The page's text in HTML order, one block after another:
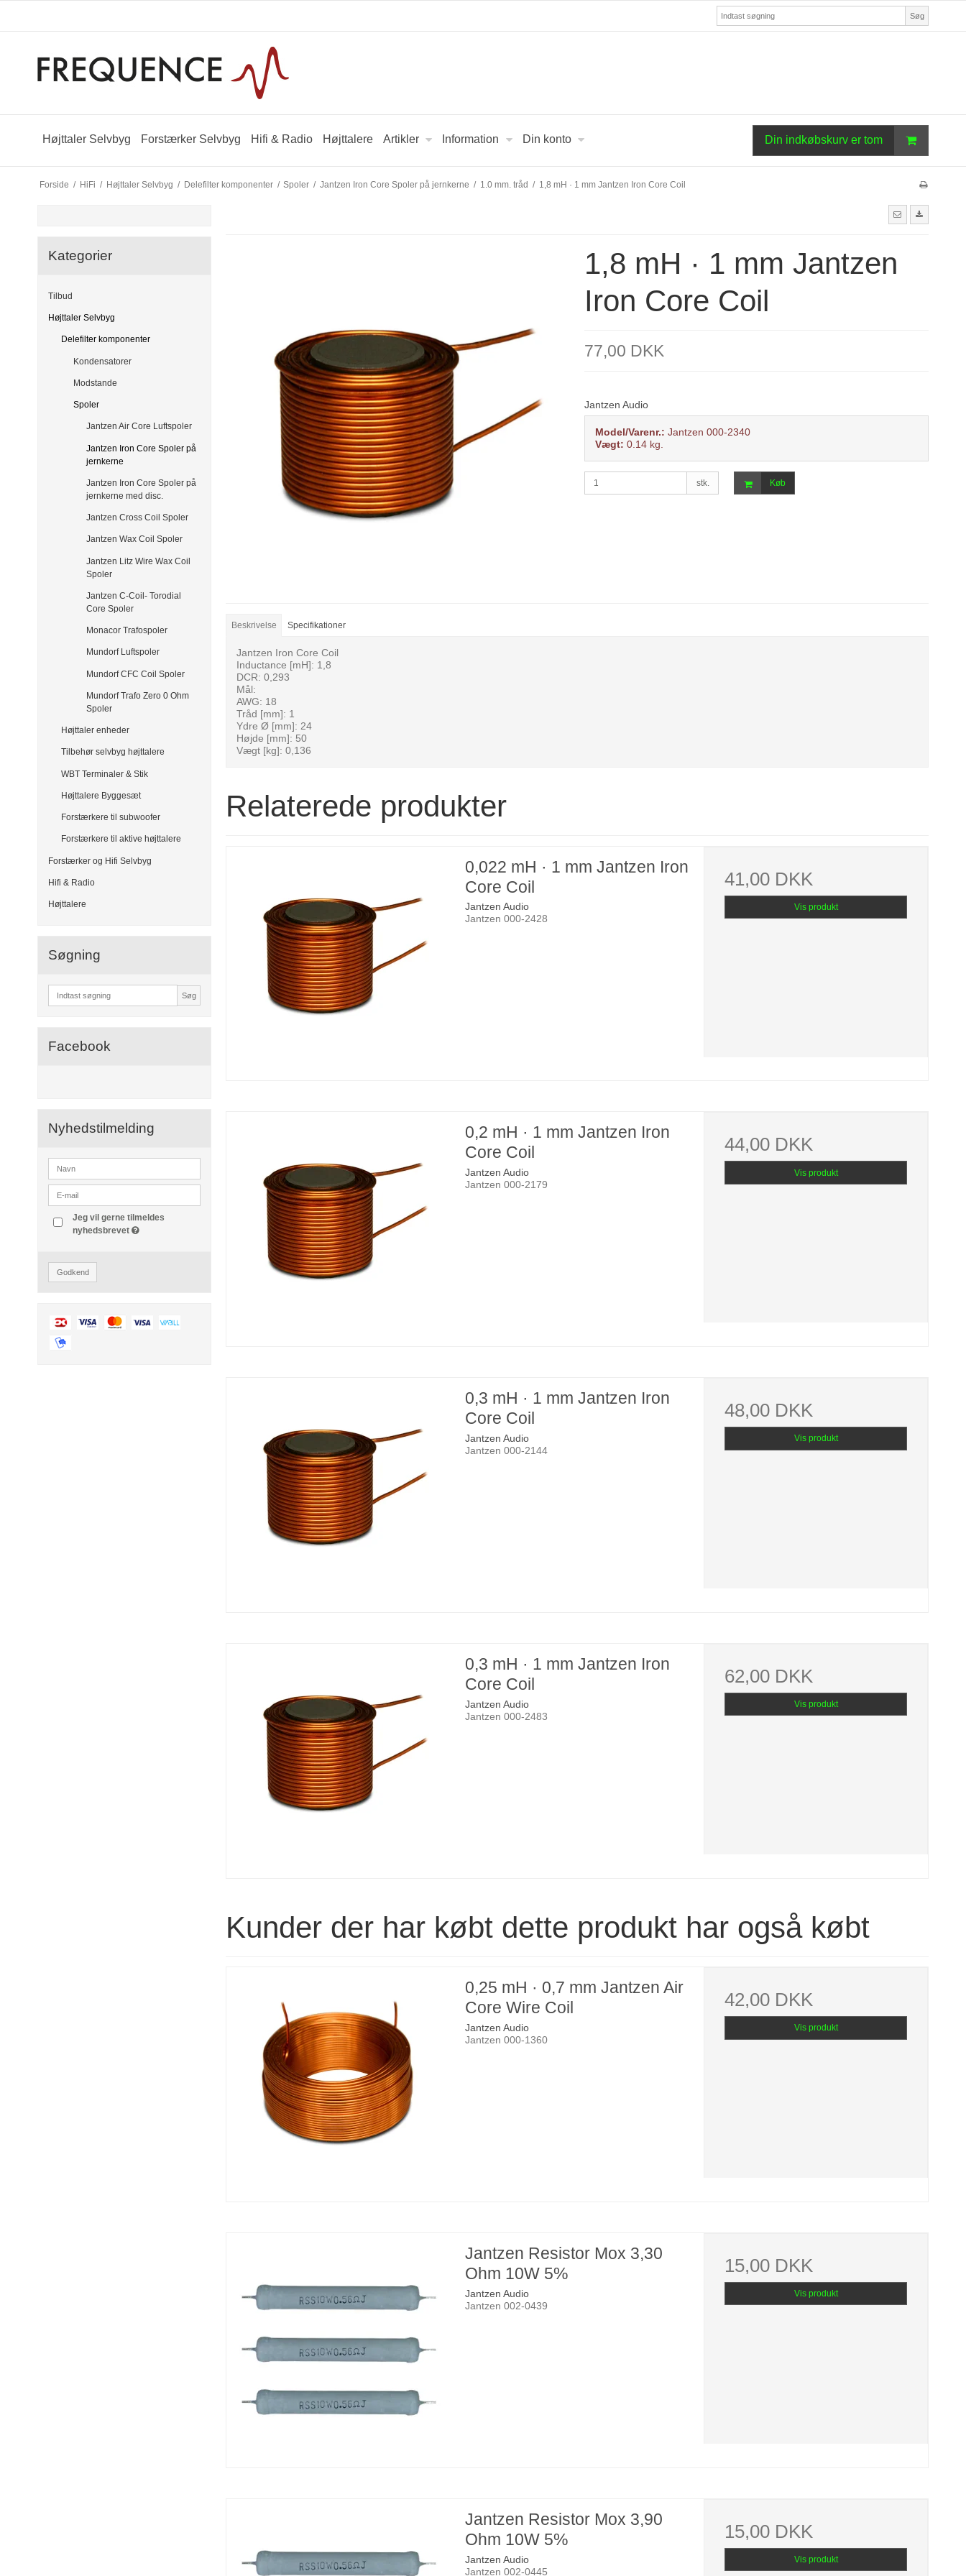
Søg
Højttaler Selvbyg Forstærker Selvbyg Hifi & Radio Højttalere Artikler Information Din konto Din indkøbskurv er tom
Forside / HiFi / Højttaler Selvbyg / Delefilter komponenter / Spoler / Jantzen Iron Core Spoler på jernkerne / 1.0 mm. tråd / 1,8 mH · 1 mm Jantzen Iron Core Coil
Kategorier
Tilbud
Højttaler Selvbyg
Delefilter komponenter
Kondensatorer
Modstande
Spoler
Jantzen Air Core Luftspoler
Jantzen Iron Core Spoler på
jernkerne
Jantzen Iron Core Spoler på
jernkerne med disc.
Jantzen Cross Coil Spoler
Jantzen Wax Coil Spoler
Jantzen Litz Wire Wax Coil
Spoler
Jantzen C-Coil- Torodial
Core Spoler
Monacor Trafospoler
Mundorf Luftspoler
Mundorf CFC Coil Spoler
Mundorf Trafo Zero 0 Ohm
Spoler
Højttaler enheder
Tilbehør selvbyg højttalere
WBT Terminaler & Stik
Højttalere Byggesæt
Forstærkere til subwoofer
Forstærkere til aktive højttalere
Forstærker og Hifi Selvbyg
Hifi & Radio
Højttalere
Søgning
Søg
Facebook
Nyhedstilmelding
Jeg vil gerne tilmeldes
nyhedsbrevet
Godkend
1,8 mH · 1 mm Jantzen
Iron Core Coil
77,00 DKK
Jantzen Audio
Model/Varenr.: Jantzen 000-2340
Vægt: 0.14 kg.
stk. Køb
Beskrivelse Specifikationer
Jantzen Iron Core Coil
Inductance [mH]: 1,8
DCR: 0,293
Mål:
AWG: 18
Tråd [mm]: 1
Ydre Ø [mm]: 24
Højde [mm]: 50
Vægt [kg]: 0,136
Relaterede produkter
0,022 mH · 1 mm Jantzen Iron
Core Coil
Jantzen Audio
Jantzen 000-2428
41,00 DKK
Vis produkt
0,2 mH · 1 mm Jantzen Iron
Core Coil
Jantzen Audio
Jantzen 000-2179
44,00 DKK
Vis produkt
0,3 mH · 1 mm Jantzen Iron
Core Coil
Jantzen Audio
Jantzen 000-2144
48,00 DKK
Vis produkt
0,3 mH · 1 mm Jantzen Iron
Core Coil
Jantzen Audio
Jantzen 000-2483
62,00 DKK
Vis produkt
Kunder der har købt dette produkt har også købt
0,25 mH · 0,7 mm Jantzen Air
Core Wire Coil
Jantzen Audio
Jantzen 000-1360
42,00 DKK
Vis produkt
Jantzen Resistor Mox 3,30
Ohm 10W 5%
Jantzen Audio
Jantzen 002-0439
15,00 DKK
Vis produkt
Jantzen Resistor Mox 3,90
Ohm 10W 5%
Jantzen Audio
Jantzen 002-0445
15,00 DKK
Vis produkt